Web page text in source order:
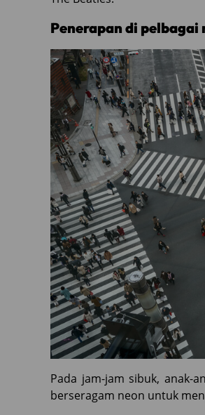
Penerapan di pelbagai
Pada jam-jam sibuk, anak-
berseragam neon untuk